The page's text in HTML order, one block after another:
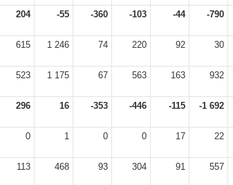
204 -55 -360 -103 -44 -790
615 1 246 74 220 92 30
523 1 175 67 563 163 932
296 16 -353 -446 -115 -1 692
0 1 0 0 17 22
113 468 93 304 91 557